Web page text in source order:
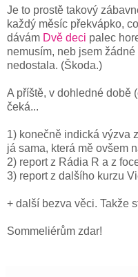
Je to prostě takový
každý měsíc překvápko,
dávám Dvě deci palec
nemusím, neb jsem
nedostala. (Škoda.)
A příště, v dohledné době
čeká...
1) konečně indická výzva
já sama, která mě ovšem
2) report z Rádia R a z
3) report z dalšího kurzu
+ další bezva věci. Takže
Sommeliérům zdar!